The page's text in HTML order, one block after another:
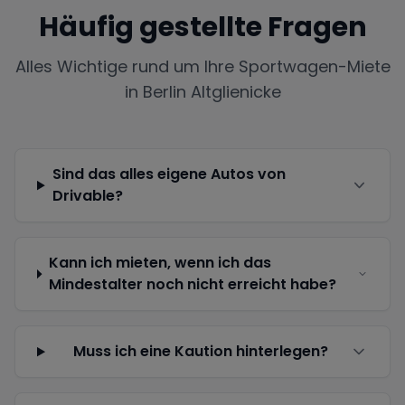
Häufig gestellte Fragen
Alles Wichtige rund um Ihre Sportwagen-Miete
in Berlin Altglienicke
Sind das alles eigene Autos von
Drivable?
Kann ich mieten, wenn ich das
Mindestalter noch nicht erreicht habe?
Muss ich eine Kaution hinterlegen?